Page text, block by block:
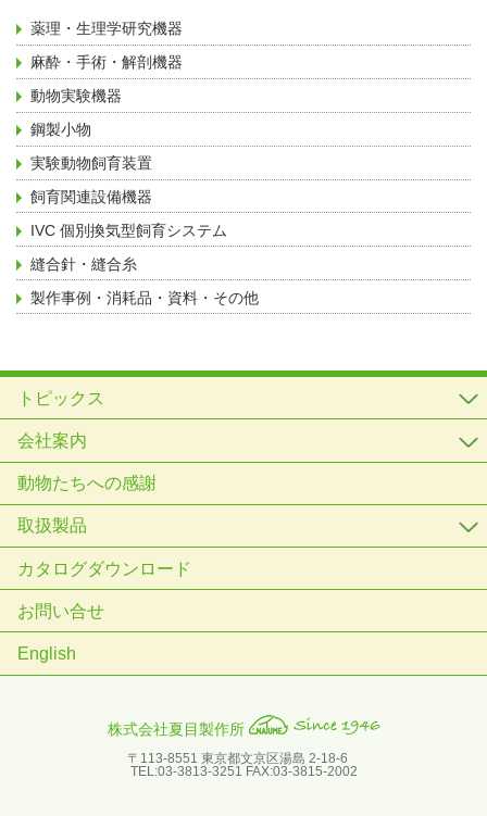
薬理・生理学研究機器
麻酔・手術・解剖機器
動物実験機器
鋼製小物
実験動物飼育装置
飼育関連設備機器
IVC 個別換気型飼育システム
縫合針・縫合糸
製作事例・消耗品・資料・その他
トピックス
会社案内
動物たちへの感謝
取扱製品
カタログダウンロード
お問い合せ
English
株式会社夏目製作所
〒113-8551 東京都文京区湯島 2-18-6
TEL:03-3813-3251 FAX:03-3815-2002